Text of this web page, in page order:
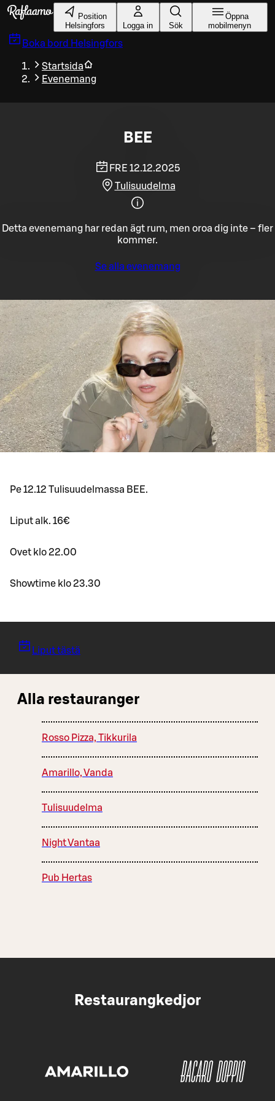
Gå till huvudinnehållet
Position
Helsingfors
Logga in Sök
Öppna
mobilmenyn
Boka bord Helsingfors
Startsida
Evenemang
BEE
FRE 12.12.2025
Tulisuudelma
Detta evenemang har redan ägt rum, men oroa dig inte – fler
kommer.
Se alla evenemang
Pe 12.12 Tulisuudelmassa BEE.
Liput alk. 16€
Ovet klo 22.00
Showtime klo 23.30
Liput tästä
Alla restauranger
Rosso Pizza, Tikkurila
Amarillo, Vanda
Tulisuudelma
Night Vantaa
Pub Hertas
Restaurangkedjor